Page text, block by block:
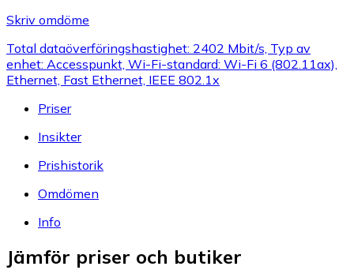
Skriv omdöme
Total dataöverföringshastighet: 2402 Mbit/s, Typ av
enhet: Accesspunkt, Wi-Fi-standard: Wi-Fi 6 (802.11ax),
Ethernet, Fast Ethernet, IEEE 802.1x
Priser
Insikter
Prishistorik
Omdömen
Info
Jämför priser och butiker